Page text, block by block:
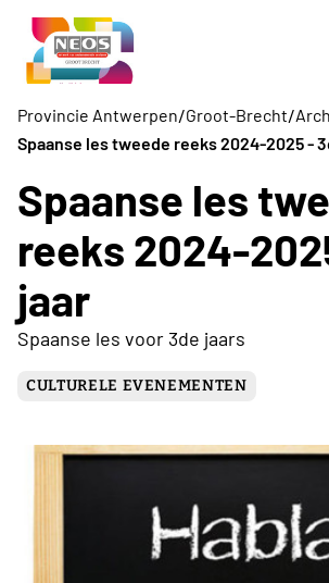
Provincie Antwerpen/Groot-Brecht/
Spaanse les tweede reeks 2024-2025 -
Spaanse les
reeks 2024-
jaar
Spaanse les voor 3de jaars
CULTURELE EVENEMENTEN